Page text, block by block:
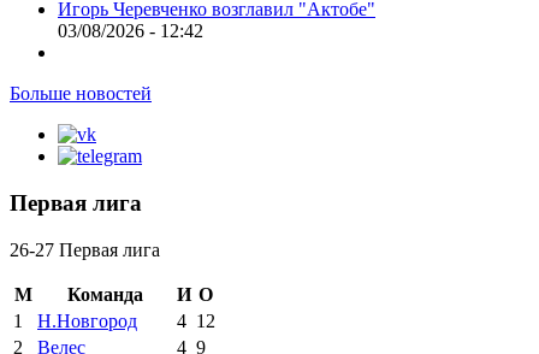
Игорь Черевченко возглавил "Актобе"
03/08/2026 - 12:42
Больше новостей
Первая лига
26-27 Первая лига
М Команда И О
1
Н.Новгород 4 12
2
Велес 4 9